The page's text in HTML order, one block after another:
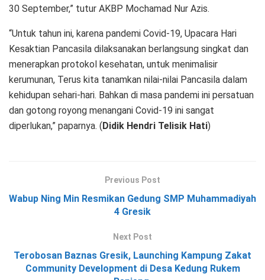
30 September,” tutur AKBP Mochamad Nur Azis.
“Untuk tahun ini, karena pandemi Covid-19, Upacara Hari
Kesaktian Pancasila dilaksanakan berlangsung singkat dan
menerapkan protokol kesehatan, untuk menimalisir
kerumunan, Terus kita tanamkan nilai-nilai Pancasila dalam
kehidupan sehari-hari. Bahkan di masa pandemi ini persatuan
dan gotong royong menangani Covid-19 ini sangat
diperlukan,” paparnya. ( Didik Hendri Telisik Hati)
Previous Post
Wabup Ning Min Resmikan Gedung SMP Muhammadiyah
4 Gresik
Next Post
Terobosan Baznas Gresik, Launching Kampung Zakat
Community Development di Desa Kedung Rukem